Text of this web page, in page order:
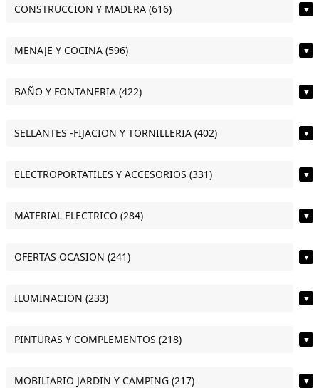
CONSTRUCCION Y MADERA (616) ▼
MENAJE Y COCINA (596) ▼
BAÑO Y FONTANERIA (422) ▼
SELLANTES -FIJACION Y TORNILLERIA (402) ▼
ELECTROPORTATILES Y ACCESORIOS (331) ▼
MATERIAL ELECTRICO (284) ▼
OFERTAS OCASION (241) ▼
ILUMINACION (233) ▼
PINTURAS Y COMPLEMENTOS (218) ▼
MOBILIARIO JARDIN Y CAMPING (217) ▼